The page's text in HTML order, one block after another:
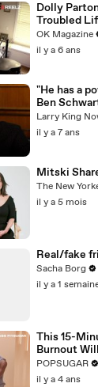
Dolly
Troubled
Writes’:
OK Magazine
il y a 6 ans
"He has a
Ben
Carrey
Larry King
il y a 7 ans
Mitski
The New
il y a 5 mois
Real/fake
Sacha Borg
il y a 1
This 15-
Burnout
POPSUGAR
il y a 4 ans